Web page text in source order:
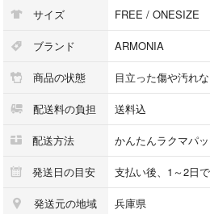
使用感少なく、全体的に目立つダメージ
シミがあります（写真参照）
折りたたんで発送いたします。たたみジワ
★フォロー割実施中！
フォローいただいた方には割引いたしま
【検索用キーワード】
ジャンスカ キャミワンピ キャミソールワ
サイズ FREE / ONESIZE
ブランド ARMONIA
商品の状態 目立った傷や汚れ
配送料の負担 送料込
配送方法 かんたんラクマパ
発送日の目安 支払い後、1～2日
発送元の地域 兵庫県